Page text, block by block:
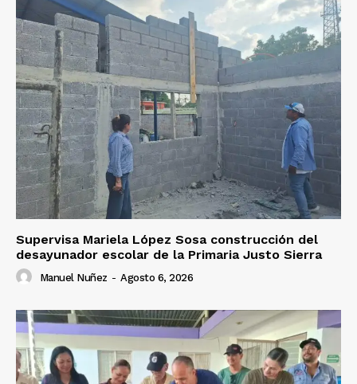
Supervisa Mariela López Sosa construcción del
desayunador escolar de la Primaria Justo Sierra
Manuel Nuñez - Agosto 6, 2026